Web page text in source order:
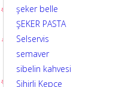
şeker belle
ŞEKER PASTA
Selservis
semaver
sibelin kahvesi
Sihirli Kepçe